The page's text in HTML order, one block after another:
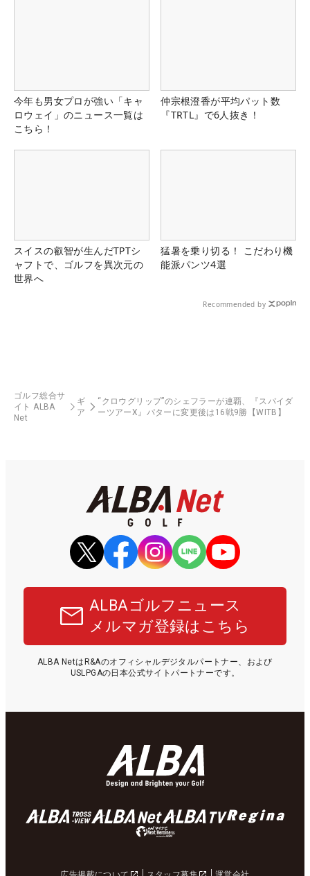
今年も男女プロが強い「キャ
ロウェイ」のニュース一覧は
こちら！
仲宗根澄香が平均パット数
『TRTL』で6人抜き！
スイスの叡智が生んだTPTシ
ャフトで、ゴルフを異次元の
世界へ
猛暑を乗り切る！ こだわり機
能派パンツ4選
Recommended by
ゴルフ総合サ
イト ALBA
Net
ギ
ア
“クロウグリップ”のシェフラーが連覇、『スパイダ
ーツアーX』パターに変更後は16戦9勝【WITB】
ALBAゴルフニュース
メルマガ登録はこちら
ALBA NetはR&Aのオフィシャルデジタルパートナー、および
USLPGAの日本公式サイトパートナーです。